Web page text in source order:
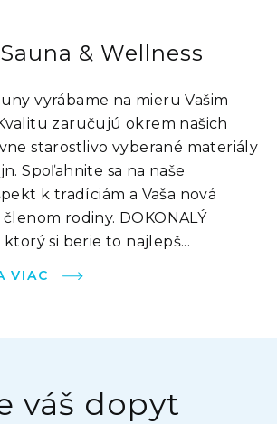
& Wellness
vyrábame na mieru Vašim
zaručujú okrem našich
starostlivo vyberané materiály
Spoľahnite sa na naše
k tradíciám a Vaša nová
rodiny. DOKONALÝ
ktorý si berie to najlepš...
VIAC
váš dopyt